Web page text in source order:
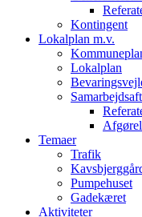
Kontingent
Lokalplan m.v.
Lokalplan
Temaer
Trafik
Pumpehuset
Gadekæret
Aktiviteter